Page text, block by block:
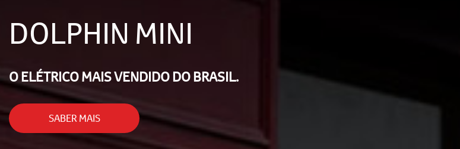
DOLPHIN MINI
O ELÉTRICO MAIS VENDIDO DO BRASIL.
SABER MAIS